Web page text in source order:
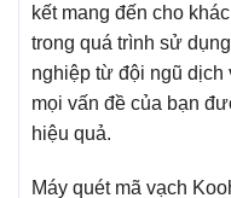
kết mang đến cho
trong quá trình sử
nghiệp từ đội ngũ dịch
mọi vấn đề của bạn
hiệu quả.
Máy quét mã vạch